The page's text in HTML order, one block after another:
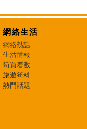
網絡生活
網絡熱話
生活情報
筍買着數
旅遊筍料
熱門話題